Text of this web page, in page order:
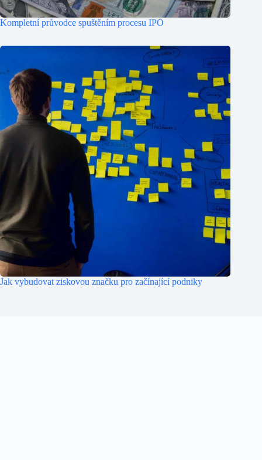
Kompletní průvodce spuštěním procesu IPO
Jak vybudovat ziskovou značku pro začínající podniky